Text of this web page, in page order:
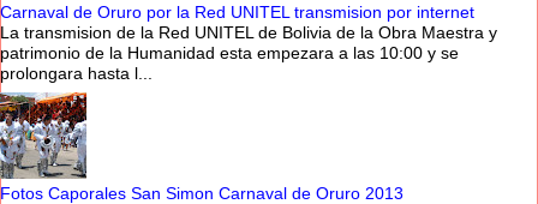
Carnaval de Oruro por la Red UNITEL transmision por internet
La transmision de la Red UNITEL de Bolivia de la Obra Maestra y
patrimonio de la Humanidad esta empezara a las 10:00 y se
prolongara hasta l...
Fotos Caporales San Simon Carnaval de Oruro 2013